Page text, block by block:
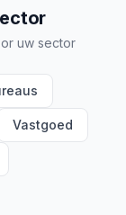
uw sector
Vastgoed